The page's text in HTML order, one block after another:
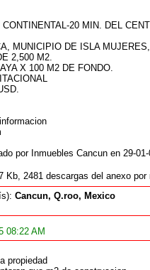
CONTINENTAL-20 MIN. DEL
MUNICIPIO DE ISLA
2,500 M2.
X 100 M2 DE FONDO.
por Inmuebles Cancun en 29-
Kb, 2481 descargas del anexo
Cancun, Q.roo, Mexico
08:22 AM
propiedad